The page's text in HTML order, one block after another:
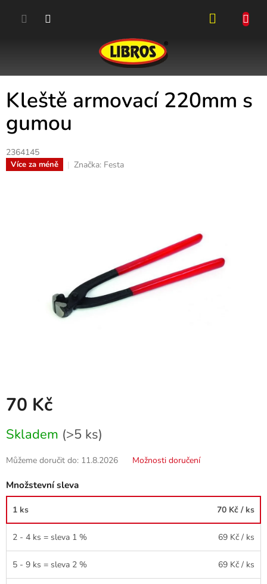
Kleště armovací 220mm s
gumou
2364145
Více za méně Značka: Festa
70 Kč
cena:
Skladem (>5 ks)
Můžeme doručit do: 11.8.2026 Možnosti doručení
Množstevní sleva
1 ks 70 Kč / ks
2 - 4 ks = sleva 1 % 69 Kč / ks
5 - 9 ks = sleva 2 % 69 Kč / ks